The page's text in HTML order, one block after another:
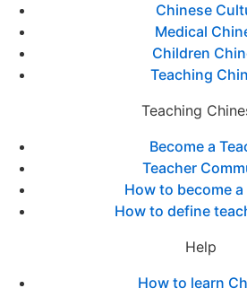
Chinese
Medical
Children
Teaching
Teaching
Become a
Teacher
How to become
How to define
Help
How to learn